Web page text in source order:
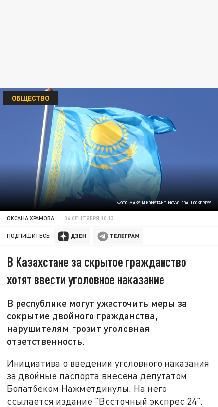
ФОТО: MAKSIM KONSTANTINOV/GLOBALLOOKPRESS
ОБЩЕСТВО
ОКСАНА ХРАМОВА 04 СЕНТЯБРЯ 10:13
ПОДПИШИТЕСЬ:
В Казахстане за скрытое гражданство
хотят ввести уголовное наказание
В республике могут ужесточить меры за
сокрытие двойного гражданства,
нарушителям грозит уголовная
ответственность.
Инициатива о введении уголовного наказания
за двойные паспорта внесена депутатом
Болатбеком Нажметдинулы. На него
ссылается издание "Восточный экспрес 24".